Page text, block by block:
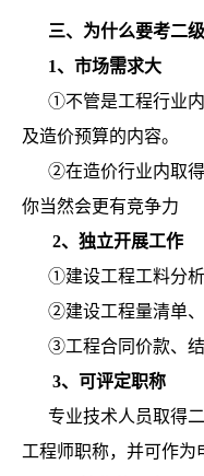
三、为什么要考二
1、市场需求大
①不管是工程行业
及造价预算的内容。
②在造价行业内取
你当然会更有竞争力
2、独立开展工作
①建设工程工料分
②建设工程量清单、
③工程合同价款、结
3、可评定职称
专业技术人员取得
工程师职称，并可作为